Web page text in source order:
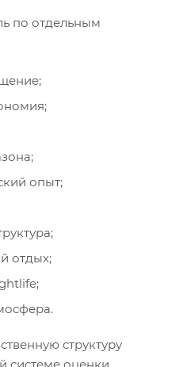
по отдельным
опыт;
отдых;
структуру